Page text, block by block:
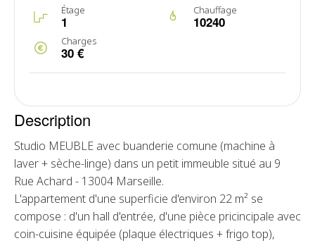
Étage
1
Chauffage
10240
Charges
30 €
Description
Studio MEUBLE avec buanderie comune (machine à
laver + sèche-linge) dans un petit immeuble situé au 9
Rue Achard - 13004 Marseille.
L'appartement d'une superficie d'environ 22 m² se
compose : d'un hall d'entrée, d'une pièce pricincipale avec
coin-cuisine équipée (plaque électriques + frigo top),